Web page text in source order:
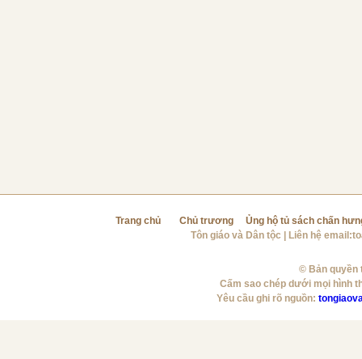
Trang chủ Chủ trương
Ủng hộ tủ sách chấn
Tôn giáo và Dân tộc | Liên hệ email:
© Bản quyền
Cấm sao chép dưới mọi hình
Yêu cầu ghi rõ nguồn: